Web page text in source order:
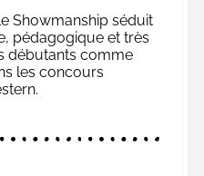
Showmanship séduit
pédagogique et très
débutants comme
les concours